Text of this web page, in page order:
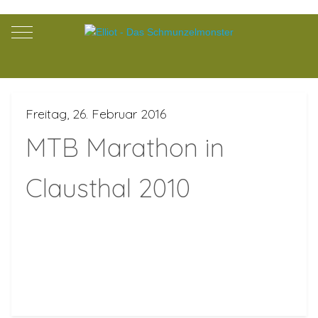
Mobile Menu Toggle
Freitag, 26. Februar 2016
MTB Marathon in
Clausthal 2010